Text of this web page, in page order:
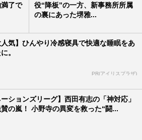
了で
役“降板”の一方、新事務所所属
の裏にあった堺雅...
人気】ひんやり冷感寝具で快適な睡眠をあ
。
PR(アイリスプラザ)
ーションズリーグ】西田有志の「神対応」
の嵐！ 小野寺の異変を救った“闘...